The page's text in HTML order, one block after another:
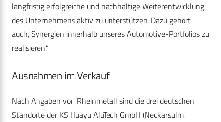
langfristig erfolgreiche und nachhaltige Weiterentwicklung
des Unternehmens aktiv zu unterstützen. Dazu gehört
auch, Synergien innerhalb unseres Automotive-Portfolios zu
realisieren.“
Ausnahmen im Verkauf
Nach Angaben von Rheinmetall sind die drei deutschen
Standorte der KS Huayu AluTech GmbH (Neckarsulm,